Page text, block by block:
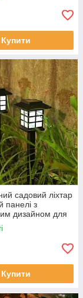
Купити
садовий ліхтар
панелі з
дизайном для
городу та
Купити